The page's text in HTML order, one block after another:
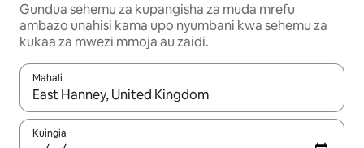
Gundua sehemu za kupangisha za muda mrefu
ambazo unahisi kama upo nyumbani kwa sehemu za
kukaa za mwezi mmoja au zaidi.
Mahali
Wakati matokeo yanapatikana, vinjari kwa kutumia vitufe vya
Kuingia